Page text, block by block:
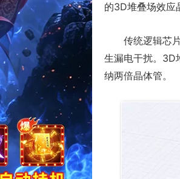
的3D堆叠场效应
传统逻辑芯
生漏电干扰。3D
纳两倍晶体管。